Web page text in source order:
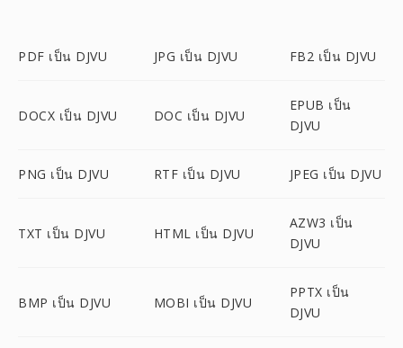
PDF เป็น DJVU JPG เป็น DJVU FB2 เป็น DJVU
DOCX เป็น DJVU DOC เป็น DJVU
EPUB เป็น
DJVU
PNG เป็น DJVU RTF เป็น DJVU JPEG เป็น DJVU
TXT เป็น DJVU HTML เป็น DJVU
AZW3 เป็น
DJVU
BMP เป็น DJVU MOBI เป็น DJVU
PPTX เป็น
DJVU